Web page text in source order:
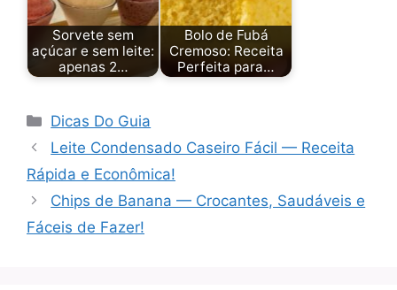
Sorvete sem
açúcar e sem leite:
apenas 2…
Bolo de Fubá
Cremoso: Receita
Perfeita para…
Categorias
Dicas Do Guia
Leite Condensado Caseiro Fácil — Receita
Rápida e Econômica!
Chips de Banana — Crocantes, Saudáveis e
Fáceis de Fazer!